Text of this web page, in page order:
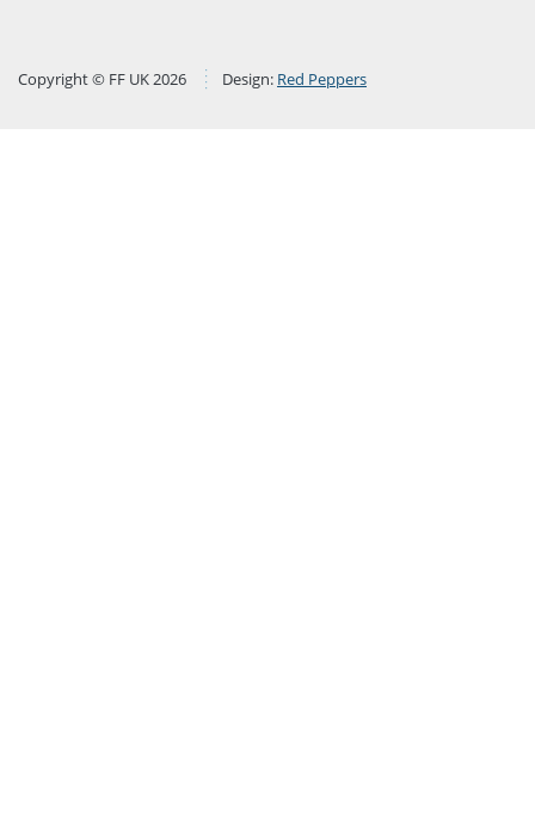
Copyright © FF UK 2026 Design: Red Peppers